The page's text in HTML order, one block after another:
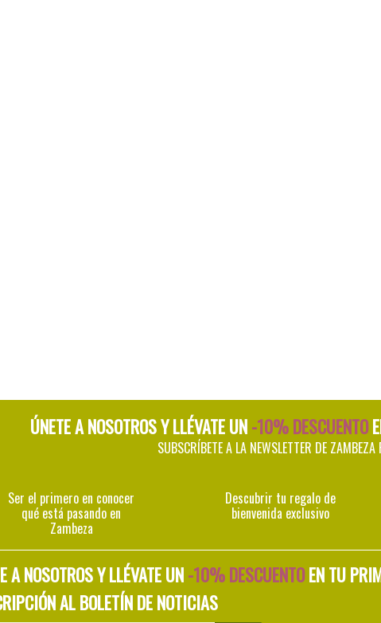
ÚNETE A NOSOTROS Y LLÉVATE UN-10% DESCUENTO
SUBSCRÍBETE A LA NEWSLETTER DE ZAMBEZA
Ser el primero en conocer
qué está pasando en
Zambeza
Descubrir tu regalo de
bienvenida exclusivo
A NOSOTROS Y LLÉVATE UN-10% DESCUENTOEN TU
AL BOLETÍN DE NOTICIAS